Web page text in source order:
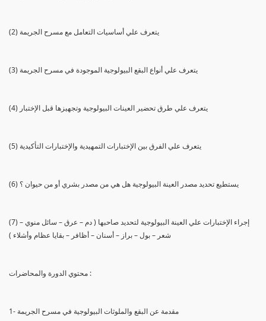
(2) يتعرف علي أساسيات التعامل مع مسرح الجريمة
(3) يتعرف علي أنواع البقع البيولوجية الموجودة في مسرح الجريمة
(4) يتعرف علي طرق تحضير العينات البيولوجية وتجهيزها قبل الإختبار
(5) يتعرف علي الفرق بين الإختبارات التمهيدية والإختبارات التأكيدية
(6) يستطيع تحديد مصدر العينة البيولوجية هل هي من مصدر بشري أو من حيوان ؟
(7) إجراء الإختبارات علي العينة البيولوجية لتحديد صاحبها ( دم – عرق – سائل منوي –
شعر – بول – براز – أسنان – أظافر – بقايا عظام وأشلاء )
محتوي الدورة والمحاضرات :
1- مقدمة عن البقع والملوثات البيولوجية في مسرح الجريمة